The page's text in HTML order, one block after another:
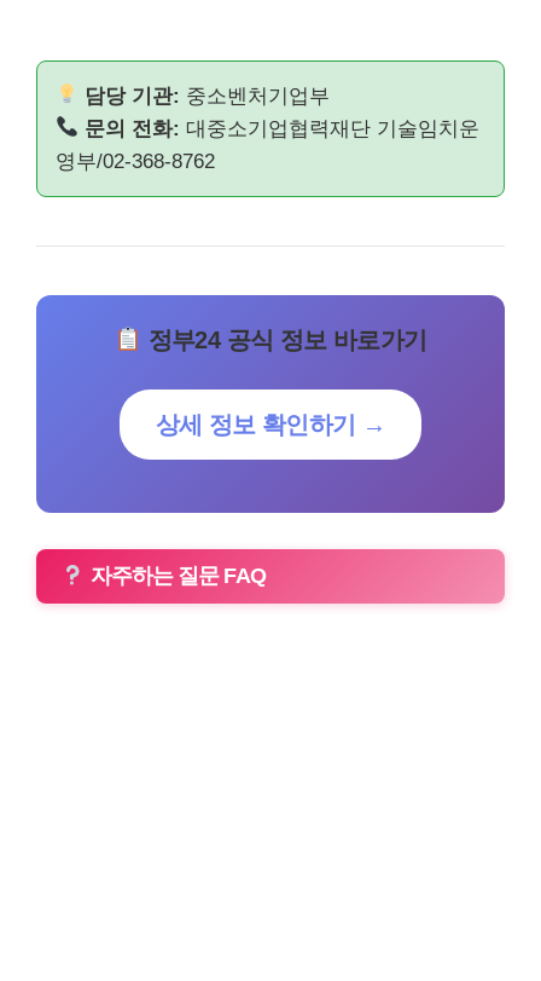
담당 기관: 중소벤처기업부
문의 전화: 대중소기업협력재단 기술임치운
영부/02-368-8762
정부24 공식 정보 바로가기
상세 정보 확인하기 →
자주하는 질문 FAQ